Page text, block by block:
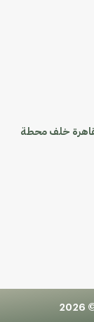
الجديدة القاهرة خلف محطة